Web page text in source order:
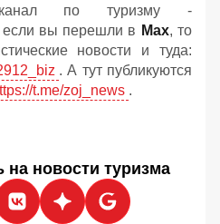
по туризму -
вы перешли в Мах, то
новости и туда:
. А тут публикуются
t.me/zoj_news .
новости туризма